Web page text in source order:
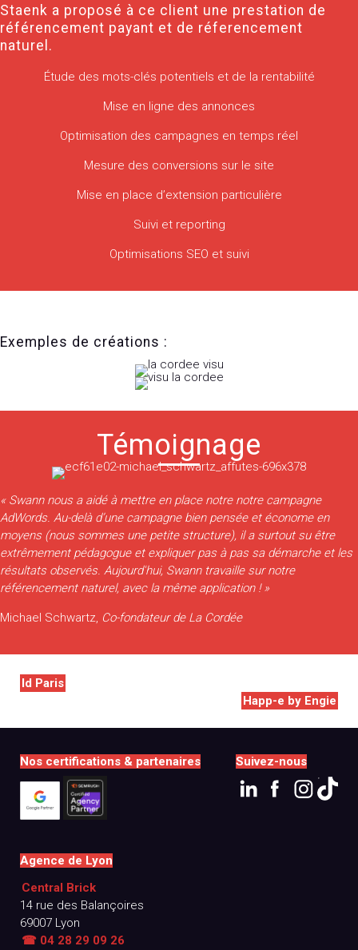
Staenk a proposé à ce client une prestation de
référencement payant et de réferencement
naturel.
Étude des mots-clés potentiels et de la rentabilité
Mise en ligne des annonces
Optimisation des campagnes en temps réel
Mesure des conversions sur le site
Mise en place d’extension particulière
Suivi et reporting
Optimisations SEO et suivi
Exemples de créations :
Témoignage
« Swann nous a aidé à mettre en place notre notre campagne
AdWords. Au-delà d’une campagne bien pensée et économe en
moyens (nous sommes une petite structure), il a surtout su être
extrêmement pédagogue et expliquer pas à pas sa démarche et les
résultats observés. Aujourd'hui, Swann travaille sur notre
référencement naturel, avec la même application ! »
Michael Schwartz, Co-fondateur de La Cordée
Navigation
de
l’article
Id Paris
Happ-e by Engie
Nos certifications & partenaires Suivez-nous
Agence de Lyon
Central Brick
14 rue des Balançoires
69007 Lyon
☎ 04 28 29 09 26